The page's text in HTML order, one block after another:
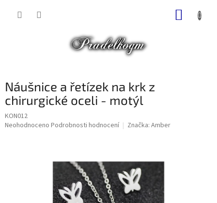
Náušnice a řetízek na krk z
chirurgické oceli - motýl
KON012
Průměrné
Neohodnoceno Podrobnosti hodnocení Značka: Amber